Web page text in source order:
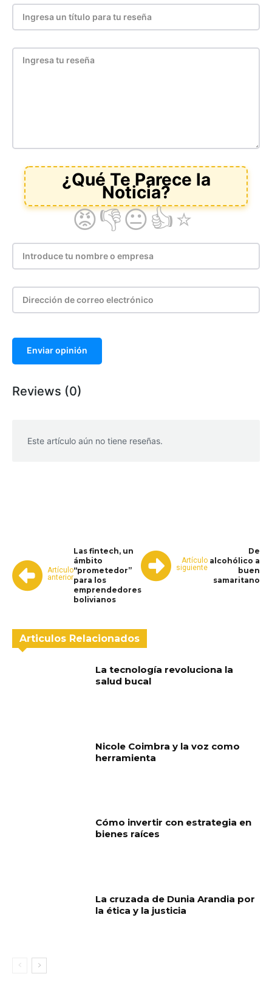
Enviar opinión
Reviews (0)
Este artículo aún no tiene reseñas.
Artículo
anterior
Las fintech, un
ámbito
“prometedor”
para los
emprendedores
bolivianos
Artículo
siguiente
De
alcohólico a
buen
samaritano
Articulos Relacionados
La tecnología revoluciona la
salud bucal
Nicole Coimbra y la voz como
herramienta
Cómo invertir con estrategia en
bienes raíces
La cruzada de Dunia Arandia por
la ética y la justicia